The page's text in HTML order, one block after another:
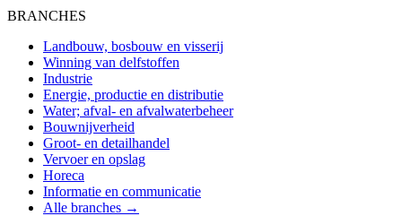
BRANCHES
Landbouw, bosbouw en visserij
Winning van delfstoffen
Industrie
Energie, productie en distributie
Water; afval- en afvalwaterbeheer
Bouwnijverheid
Groot- en detailhandel
Vervoer en opslag
Horeca
Informatie en communicatie
Alle branches →